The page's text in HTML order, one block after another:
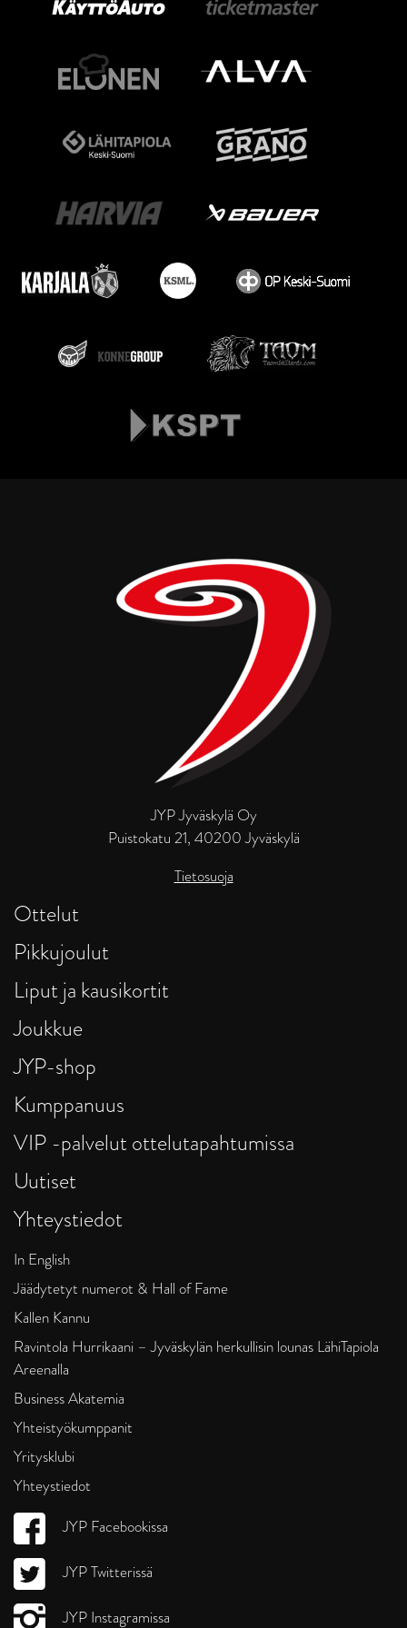
JYP Jyväskylä Oy
Puistokatu 21, 40200 Jyväskylä
Tietosuoja
Ottelut
Pikkujoulut
Liput ja kausikortit
Joukkue
JYP-shop
Kumppanuus
VIP -palvelut ottelutapahtumissa
Uutiset
Yhteystiedot
In English
Jäädytetyt numerot & Hall of Fame
Kallen Kannu
Ravintola Hurrikaani – Jyväskylän herkullisin lounas LähiTapiola
Areenalla
Business Akatemia
Yhteistyökumppanit
Yritysklubi
Yhteystiedot
JYP Facebookissa
JYP Twitterissä
JYP Instagramissa